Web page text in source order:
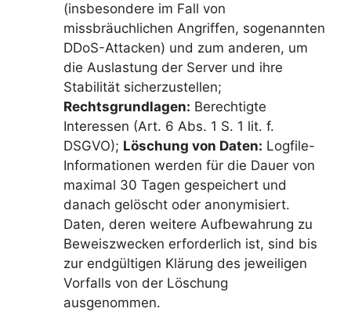
(insbesondere im Fall von
missbräuchlichen Angriffen, sogenannten
DDoS-Attacken) und zum anderen, um
die Auslastung der Server und ihre
Stabilität sicherzustellen;
Rechtsgrundlagen: Berechtigte
Interessen (Art. 6 Abs. 1 S. 1 lit. f.
DSGVO); Löschung von Daten: Logfile-
Informationen werden für die Dauer von
maximal 30 Tagen gespeichert und
danach gelöscht oder anonymisiert.
Daten, deren weitere Aufbewahrung zu
Beweiszwecken erforderlich ist, sind bis
zur endgültigen Klärung des jeweiligen
Vorfalls von der Löschung
ausgenommen.